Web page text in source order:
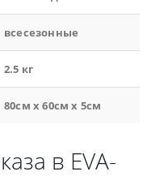
всесезонные
2.5 кг
80см x 60см x 5см
в EVA-